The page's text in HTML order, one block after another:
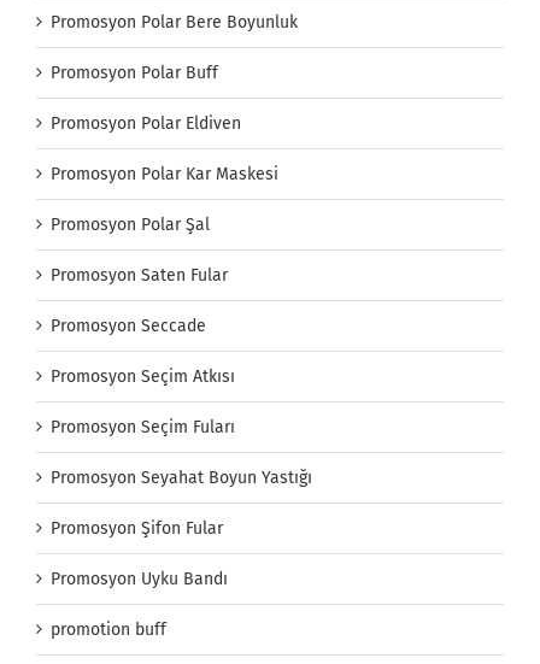
Promosyon Polar Bere Boyunluk
Promosyon Polar Buff
Promosyon Polar Eldiven
Promosyon Polar Kar Maskesi
Promosyon Polar Şal
Promosyon Saten Fular
Promosyon Seccade
Promosyon Seçim Atkısı
Promosyon Seçim Fuları
Promosyon Seyahat Boyun Yastığı
Promosyon Şifon Fular
Promosyon Uyku Bandı
promotion buff